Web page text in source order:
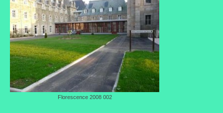
Florescence 2008 002